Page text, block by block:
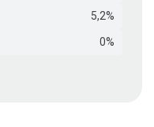
5,2%
0%